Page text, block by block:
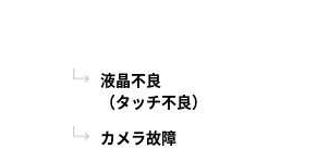
カード番号などの支払に関する
する目的
にデータを入力できるようにす
に登録されている情報を入力画
ームページでも確認することが
、条件により実際の料金が異な
すので、本サービスをご依頼の
店舗へお問い合わせください。
液晶不良
（タッチ不良）
カメラ故障